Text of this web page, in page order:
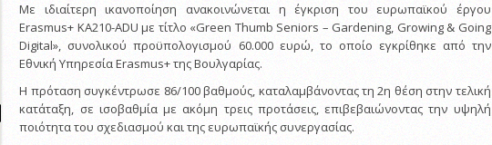
Με ιδιαίτερη ικανοποίηση ανακοινώνεται η έγκριση του ευρωπαϊκού έργου
Erasmus+ KA210-ADU με τίτλο «Green Thumb Seniors – Gardening, Growing & Going
Digital», συνολικού προϋπολογισμού 60.000 ευρώ, το οποίο εγκρίθηκε από την
Εθνική Υπηρεσία Erasmus+ της Βουλγαρίας.
Η πρόταση συγκέντρωσε 86/100 βαθμούς, καταλαμβάνοντας τη 2η θέση στην τελική
κατάταξη, σε ισοβαθμία με ακόμη τρεις προτάσεις, επιβεβαιώνοντας την υψηλή
ποιότητα του σχεδιασμού και της ευρωπαϊκής συνεργασίας.